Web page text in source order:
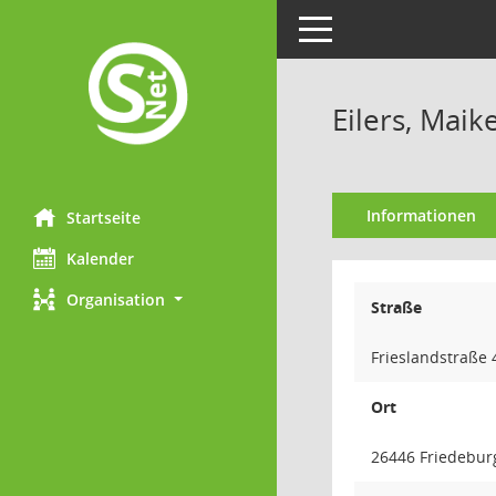
Startseite
Kalender
Organisation
Toggle navigation
Eilers,
Informationen
Straße
Frieslandstraße
Ort
26446